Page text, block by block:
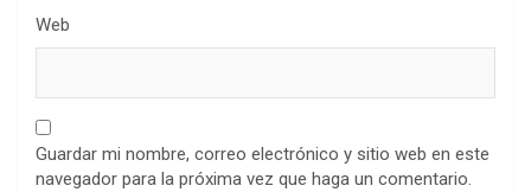
Web
Guardar mi nombre, correo electrónico y sitio web en este
navegador para la próxima vez que haga un comentario.